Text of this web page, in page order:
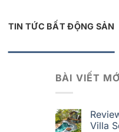
TIN TỨC BẤT ĐỘNG SẢN
BÀI VIẾT
Villa